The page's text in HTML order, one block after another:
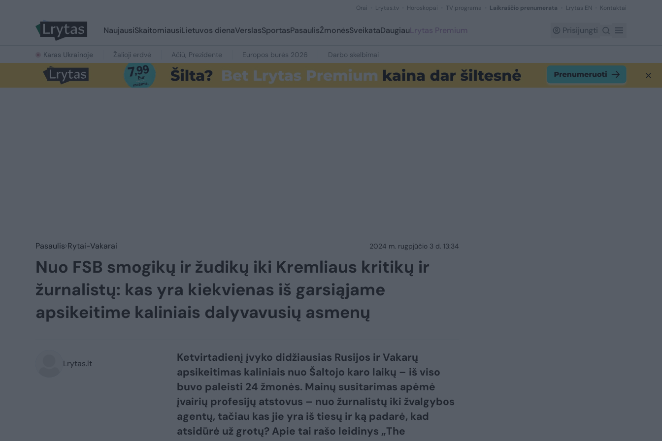
Orai Lrytas.tv Horoskopai TV programa Laikraščio prenumerata Lrytas EN Kontaktai
NaujausiSkaitomiausiLietuvos dienaVerslasSportasPasaulisŽmonėsSveikataDaugiauLrytas Premium Prisijungti
Karas Ukrainoje Žalioji erdvė Ačiū, Prezidente Europos burės 2026 Darbo skelbimai
Pasaulis Rytai-Vakarai 2024 m. rugpjūčio 3 d. 13:34
Nuo FSB smogikų ir žudikų iki Kremliaus kritikų ir
žurnalistų: kas yra kiekvienas iš garsiąjame
apsikeitime kaliniais dalyvavusių asmenų
Lrytas.lt
Ketvirtadienį įvyko didžiausias Rusijos ir Vakarų
apsikeitimas kaliniais nuo Šaltojo karo laikų – iš viso
buvo paleisti 24 žmonės. Mainų susitarimas apėmė
įvairių profesijų atstovus – nuo žurnalistų iki žvalgybos
agentų, tačiau kas jie yra iš tiesų ir ką padarė, kad
atsidūrė už grotų? Apie tai rašo leidinys „The